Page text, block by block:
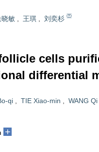
晓敏 王琪 刘奕杉
cells
differential
qi TIE Xiao-min WANG Qi
+